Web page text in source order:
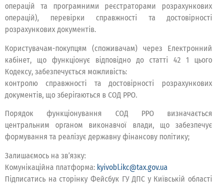
операцій та програмними реєстраторами розрахункових
операцій), перевірки справжності та достовірності
розрахункових документів.
Користувачам-покупцям (споживачам) через Електронний
кабінет, що функціонує відповідно до статті 42 1 цього
Кодексу, забезпечується можливість:
контролю справжності та достовірності розрахункових
документів, що зберігаються в СОД РРО.
Порядок функціонування СОД РРО визначається
центральним органом виконавчої влади, що забезпечує
формування та реалізує державну фінансову політику;
Залишаємось на зв’язку:
Комунікаційна платформа: kyivobl.ikc@tax.gov.ua
Підписатись на сторінку Фейсбук ГУ ДПС у Київській області